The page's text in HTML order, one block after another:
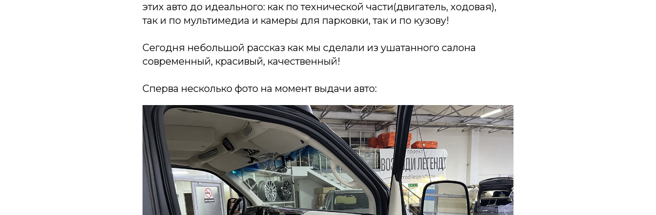
этих авто до идеального: как по технической части(двигатель, ходовая),
так и по мультимедиа и камеры для парковки, так и по кузову!
Сегодня небольшой рассказ как мы сделали из ушатанного салона
современный, красивый, качественный!
Сперва несколько фото на момент выдачи авто: